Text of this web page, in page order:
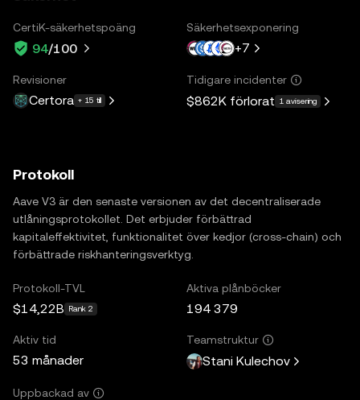
CertiK-säkerhetspoäng
94/100
Säkerhetsexponering
+7
Revisioner
Certora + 15 till
Tidigare incidenter
$862K förlorat 1 avisering
Protokoll
Aave V3 är den senaste versionen av det decentraliserade
utlåningsprotokollet. Det erbjuder förbättrad
kapitaleffektivitet, funktionalitet över kedjor (cross-chain) och
förbättrade riskhanteringsverktyg.
Protokoll-TVL
$14,22B Rank 2
Aktiva plånböcker
194 379
Aktiv tid
53 månader
Teamstruktur
Stani Kulechov
Uppbackad av